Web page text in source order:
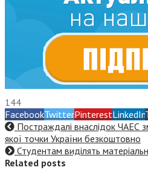
144
FacebookTwitterPinterestLinkedIn
Постраждалі внаслідок ЧАЕС
якої точки України безкоштовно
Студентам виділять
Related posts